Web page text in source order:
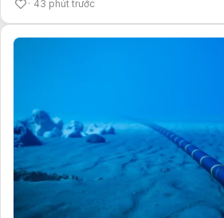
43 phút trước